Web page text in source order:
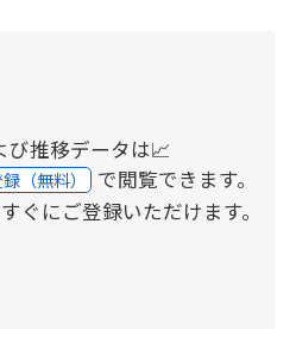
び推移データは📈
（無料） で閲覧できます。
ぐにご登録いただけます。